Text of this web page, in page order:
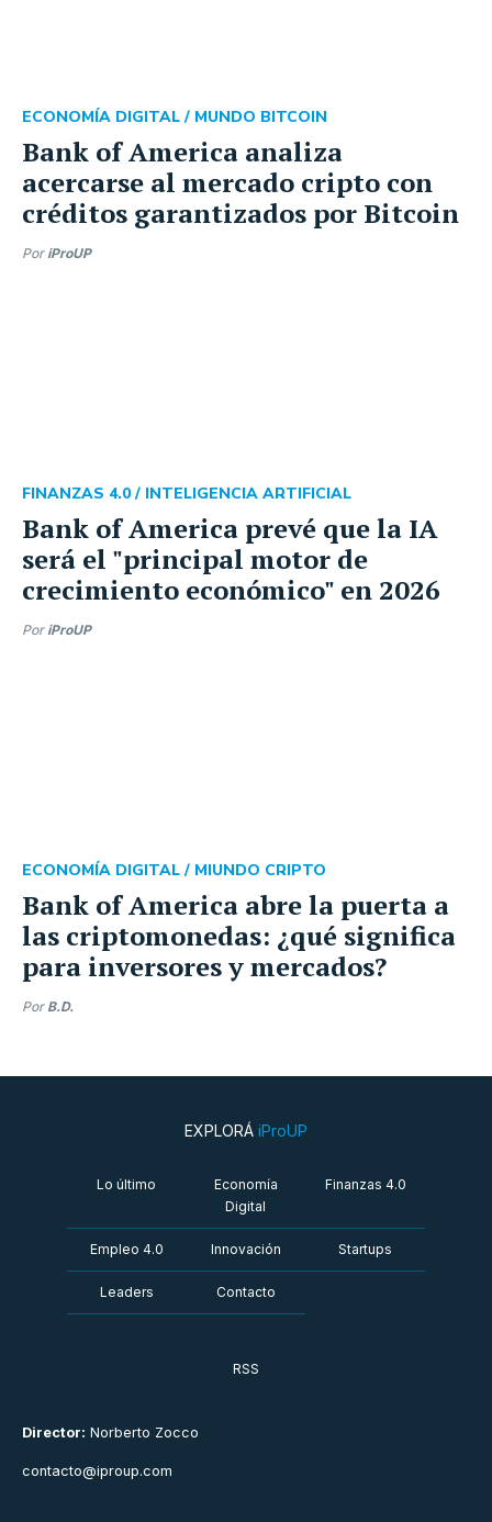
Bank of America analiza
acercarse al mercado cripto con
créditos garantizados por Bitcoin
ECONOMÍA DIGITAL / MUNDO BITCOIN
Por iProUP
Bank of America prevé que la IA
será el "principal motor de
crecimiento económico" en 2026
FINANZAS 4.0 / INTELIGENCIA ARTIFICIAL
Por iProUP
Bank of America abre la puerta a
las criptomonedas: ¿qué significa
para inversores y mercados?
ECONOMÍA DIGITAL / MIUNDO CRIPTO
Por B.D.
Director: Norberto Zocco
contacto@iproup.com
EXPLORÁ iProUP
Lo último
Economía
Digital
Finanzas 4.0
Empleo 4.0 Innovación Startups
Leaders Contacto
RSS